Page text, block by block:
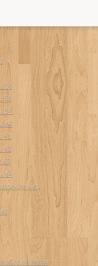
55
58
59
60
61
62
63
64
klep
en retour